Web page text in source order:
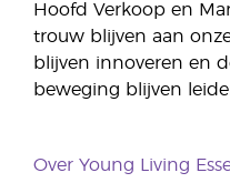
Hoofd Verkoop en
trouw blijven aan
blijven innoveren en
beweging blijven
Over Young Living